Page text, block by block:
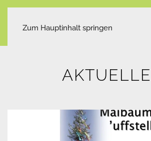
Zum Hauptinhalt springen